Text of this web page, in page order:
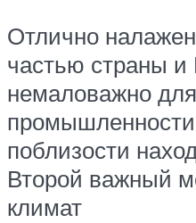
Отлично
частью страны и
немаловажно
поблизости
Второй важный
климат